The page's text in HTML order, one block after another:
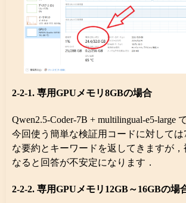
2-2-1. 専用GPUメモリ8GBの場合
Qwen2.5-Coder-7B + multilingual-e5-large
今回使う簡単な検証用コードに対して
な要約とキーワードを返してきますが
なると回答が不安定になります．
2-2-2. 専用GPUメモリ12GB～16GBの場